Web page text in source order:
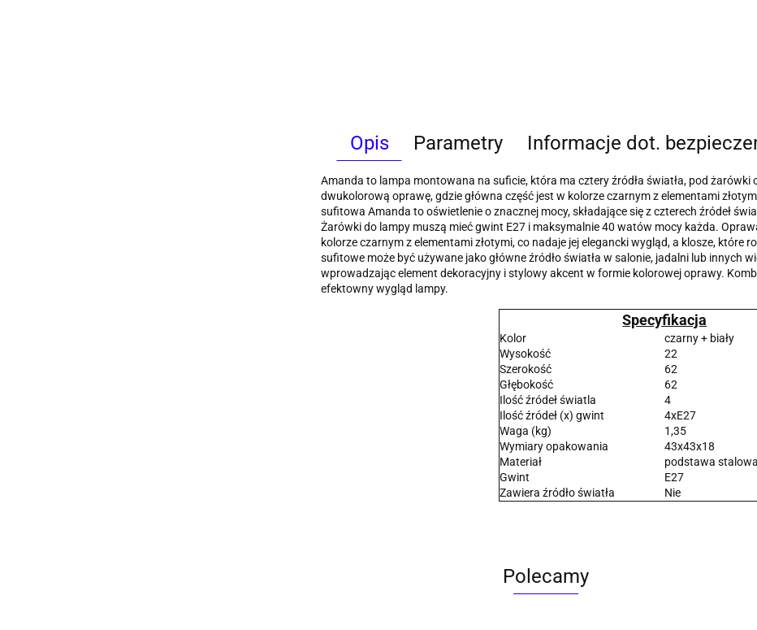
Opis Parametry Informacje dot.
Amanda to lampa montowana na suficie, która ma cztery źródła światła, pod
dwukolorową oprawę, gdzie główna część jest w kolorze czarnym z elementami
sufitowa Amanda to oświetlenie o znacznej mocy, składające się z czterech źródeł
Żarówki do lampy muszą mieć gwint E27 i maksymalnie 40 watów mocy każda.
kolorze czarnym z elementami złotymi, co nadaje jej elegancki wygląd, a klosze, które
sufitowe może być używane jako główne źródło światła w salonie, jadalni lub innych
wprowadzając element dekoracyjny i stylowy akcent w formie kolorowej oprawy.
efektowny wygląd lampy.
Specyfikacja
Kolor
czarny + biały
Wysokość
22
Szerokość
62
Głębokość
62
Ilość źródeł światla
4
Ilość źródeł (x) gwint
4xE27
Waga (kg)
1,35
Wymiary opakowania
43x43x18
Materiał
podstawa
Gwint
E27
Zawiera źródło światła
Nie
Polecamy